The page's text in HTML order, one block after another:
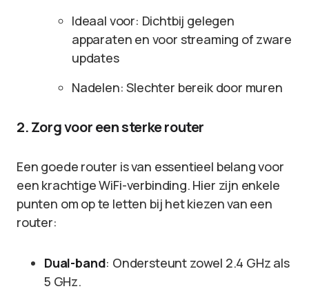
Ideaal voor: Dichtbij gelegen
apparaten en voor streaming of zware
updates
Nadelen: Slechter bereik door muren
2. Zorg voor een sterke router
Een goede router is van essentieel belang voor
een krachtige WiFi-verbinding. Hier zijn enkele
punten om op te letten bij het kiezen van een
router:
Dual-band: Ondersteunt zowel 2.4 GHz als
5 GHz.